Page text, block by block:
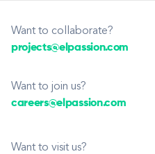
Want to collaborate?
projects@elpassion.com
Want to join us?
careers@elpassion.com
Want to visit us?